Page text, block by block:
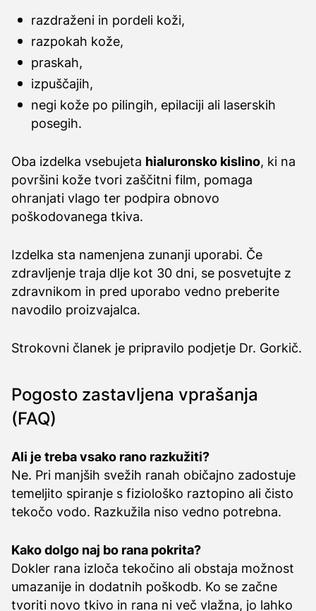
razdraženi in pordeli koži,
razpokah kože,
praskah,
izpuščajih,
negi kože po pilingih, epilaciji ali laserskih
posegih.
Oba izdelka vsebujeta hialuronsko kislino, ki na
površini kože tvori zaščitni film, pomaga
ohranjati vlago ter podpira obnovo
poškodovanega tkiva.
Izdelka sta namenjena zunanji uporabi. Če
zdravljenje traja dlje kot 30 dni, se posvetujte z
zdravnikom in pred uporabo vedno preberite
navodilo proizvajalca.
Strokovni članek je pripravilo podjetje Dr. Gorkič.
Pogosto zastavljena vprašanja
(FAQ)
Ali je treba vsako rano razkužiti?
Ne. Pri manjših svežih ranah običajno zadostuje
temeljito spiranje s fiziološko raztopino ali čisto
tekočo vodo. Razkužila niso vedno potrebna.
Kako dolgo naj bo rana pokrita?
Dokler rana izloča tekočino ali obstaja možnost
umazanije in dodatnih poškodb. Ko se začne
tvoriti novo tkivo in rana ni več vlažna, jo lahko